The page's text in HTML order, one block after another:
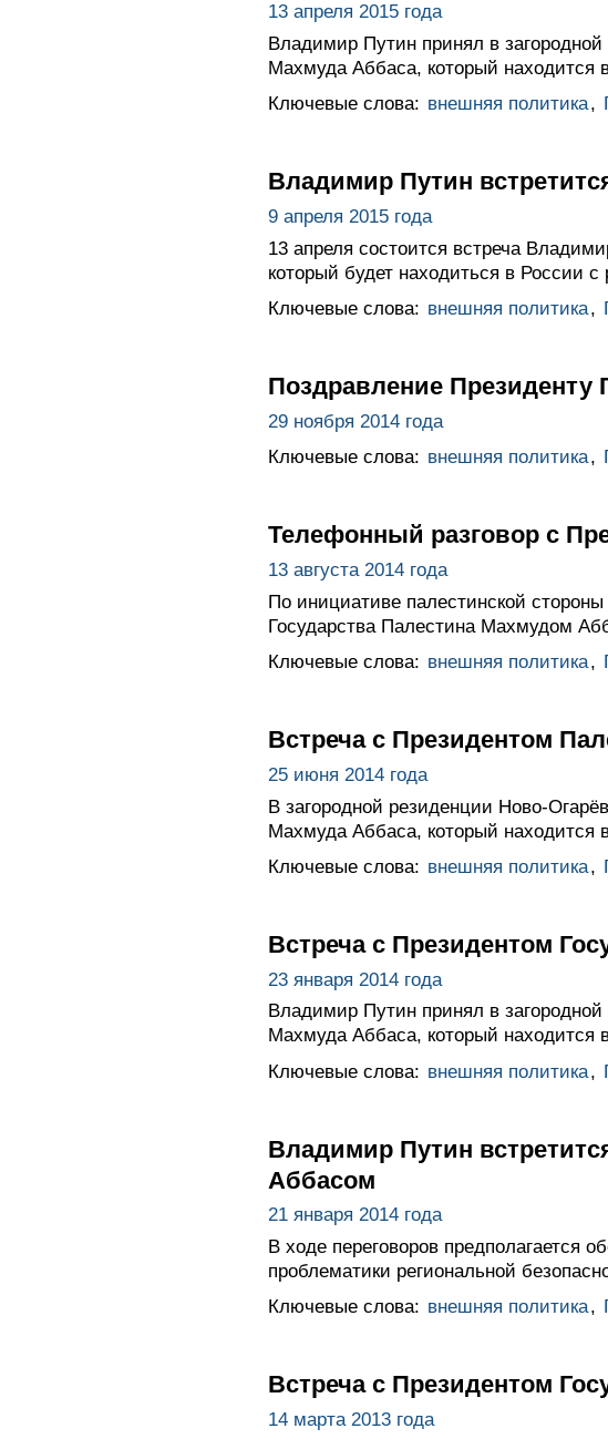
13 апреля 2015 года
Владимир Путин принял в
Махмуда Аббаса, который находится
Ключевые слова: внешняя политика,
Владимир Путин
9 апреля 2015 года
13 апреля состоится встреча
который будет находиться в России
Ключевые слова: внешняя политика,
Поздравление Президенту
29 ноября 2014 года
Ключевые слова: внешняя политика,
Телефонный разговор с
13 августа 2014 года
По инициативе палестинской
Государства Палестина Махмудом
Ключевые слова: внешняя политика,
Встреча с Президентом
25 июня 2014 года
В загородной резиденции Ново-
Махмуда Аббаса, который находится
Ключевые слова: внешняя политика,
Встреча с Президентом
23 января 2014 года
Владимир Путин принял в
Махмуда Аббаса, который находится
Ключевые слова: внешняя политика,
Владимир Путин
Аббасом
21 января 2014 года
В ходе переговоров предполагается
проблематики региональной
Ключевые слова: внешняя политика,
Встреча с Президентом
14 марта 2013 года